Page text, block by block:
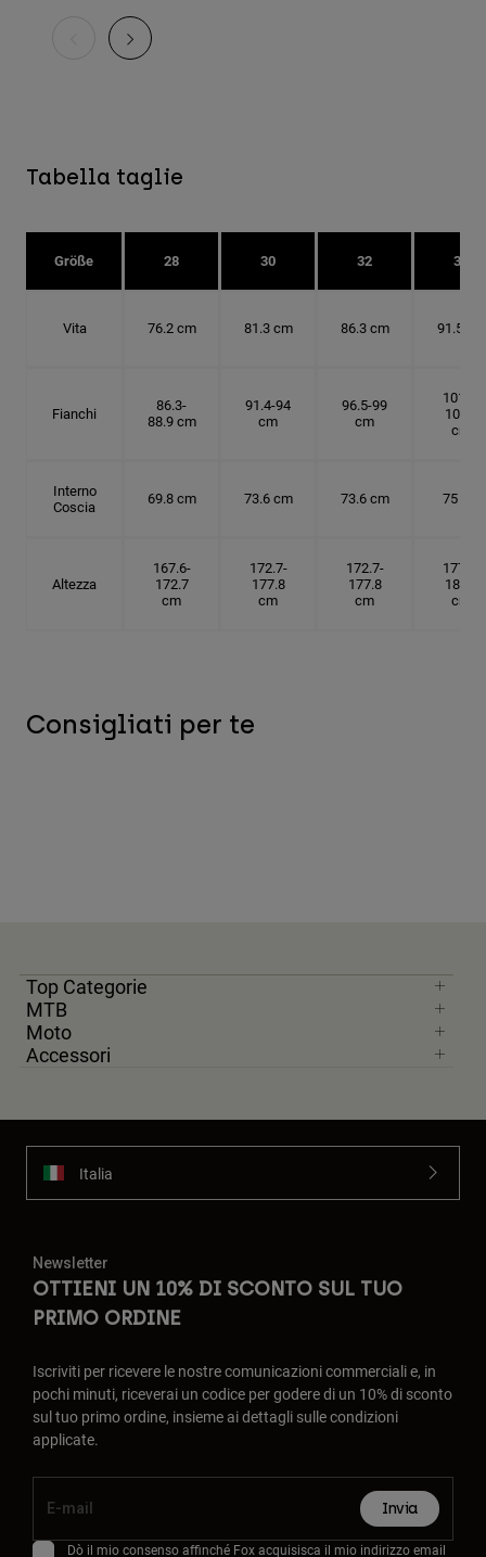
Tabella taglie
Größe 28 30 32 34
Vita 76.2 cm 81.3 cm 86.3 cm 91.5 cm
Fianchi
86.3-
88.9 cm
91.4-94
cm
96.5-99
cm
101.6-
104.1
cm
Interno
Coscia
69.8 cm 73.6 cm 73.6 cm 75 cm
Altezza
167.6-
172.7
cm
172.7-
177.8
cm
172.7-
177.8
cm
177.8-
182.9
cm
Consigliati per te
Top Categorie
MTB
Moto
Accessori
Italia
Newsletter
OTTIENI UN 10% DI SCONTO SUL TUO
PRIMO ORDINE
Iscriviti per ricevere le nostre comunicazioni commerciali e, in
pochi minuti, riceverai un codice per godere di un 10% di sconto
sul tuo primo ordine, insieme ai dettagli sulle condizioni
applicate.
Invia
Dò il mio consenso affinché Fox acquisisca il mio indirizzo email